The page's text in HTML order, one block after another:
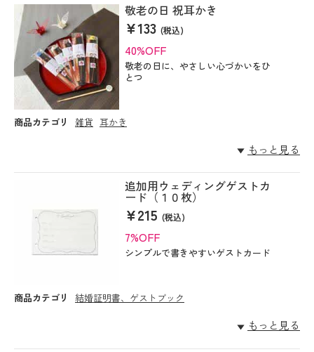
敬老の日 祝耳かき
¥133(税込)
40%OFF
敬老の日に、やさしい心づかいをひ
とつ
商品カテゴリ 雑貨 耳かき
もっと見る
追加用ウェディングゲストカ
ード（１０枚）
¥215(税込)
7%OFF
シンプルで書きやすいゲストカード
商品カテゴリ 結婚証明書、ゲストブック
もっと見る